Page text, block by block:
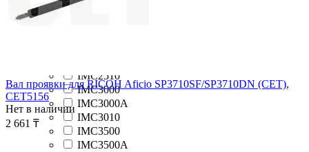
IMC2000
IMC2510
IMC3000
IMC3000A
IMC3010
IMC3500
IMC3500A
Вал проявки для RICOH Aficio SP3710SF/SP3710DN (CET),
CET5156
Нет в наличии
2 661 ₸